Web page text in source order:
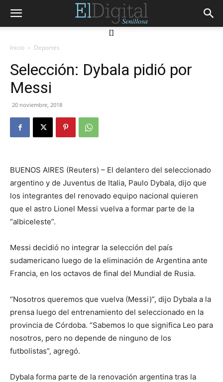
[]
Inicio Deportes
Selección: Dybala pidió por
Messi
20 noviembre, 2018
BUENOS AIRES (Reuters) – El delantero del seleccionado
argentino y de Juventus de Italia, Paulo Dybala, dijo que
los integrantes del renovado equipo nacional quieren
que el astro Lionel Messi vuelva a formar parte de la
“albiceleste”.
Messi decidió no integrar la selección del país
sudamericano luego de la eliminación de Argentina ante
Francia, en los octavos de final del Mundial de Rusia.
“Nosotros queremos que vuelva (Messi)”, dijo Dybala a la
prensa luego del entrenamiento del seleccionado en la
provincia de Córdoba. “Sabemos lo que significa Leo para
nosotros, pero no depende de ninguno de los
futbolistas”, agregó.
Dybala forma parte de la renovación argentina tras la